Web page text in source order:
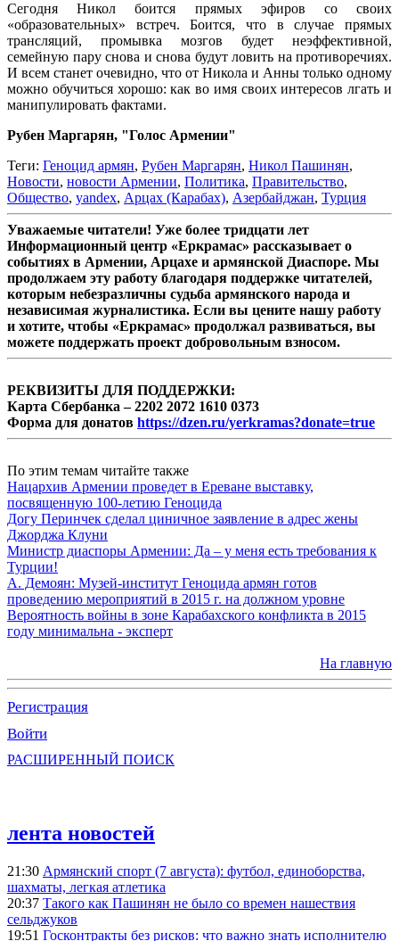
Сегодня Никол боится прямых эфиров со своих
«образовательных» встреч. Боится, что в случае прямых
трансляций, промывка мозгов будет неэффективной,
семейную пару снова и снова будут ловить на противоречиях.
И всем станет очевидно, что от Никола и Анны только одному
можно обучиться хорошо: как во имя своих интересов лгать и
манипулировать фактами.
Рубен Маргарян, "Голос Армении"
Теги: Геноцид армян, Рубен Маргарян, Никол Пашинян,
Новости, новости Армении, Политика, Правительство,
Общество, yandex, Арцах (Карабах), Азербайджан, Турция
Уважаемые читатели! Уже более тридцати лет
Информационный центр «Еркрамас» рассказывает о
событиях в Армении, Арцахе и армянской Диаспоре. Мы
продолжаем эту работу благодаря поддержке читателей,
которым небезразличны судьба армянского народа и
независимая журналистика. Если вы цените нашу работу
и хотите, чтобы «Еркрамас» продолжал развиваться, вы
можете поддержать проект добровольным взносом.
РЕКВИЗИТЫ ДЛЯ ПОДДЕРЖКИ:
Карта Сбербанка – 2202 2072 1610 0373
Форма для донатов https://dzen.ru/yerkramas?donate=true
По этим темам читайте также
Нацархив Армении проведет в Ереване выставку,
посвященную 100-летию Геноцида
Догу Перинчек сделал циничное заявление в адрес жены
Джорджа Клуни
Министр диаспоры Армении: Да – у меня есть требования к
Турции!
А. Демоян: Музей-институт Геноцида армян готов
проведению мероприятий в 2015 г. на должном уровне
Вероятность войны в зоне Карабахского конфликта в 2015
году минимальна - эксперт
На главную
Регистрация
Войти
РАСШИРЕННЫЙ ПОИСК
лента новостей
21:30 Армянский спорт (7 августа): футбол, единоборства,
шахматы, легкая атлетика
20:37 Такого как Пашинян не было со времен нашествия
сельджуков
19:51 Госконтракты без рисков: что важно знать исполнителю